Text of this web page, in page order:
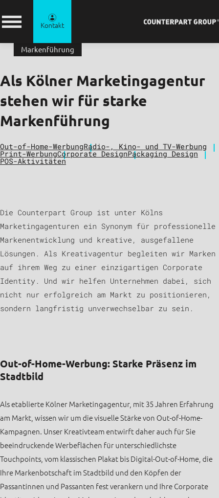
Kontakt
Markenführung
Als Kölner Marketingagentur
stehen wir für starke
Markenführung
Out-of-Home-WerbungRadio-, Kino- und TV-Werbung
Print-WerbungCorporate DesignPackaging Design
POS-Aktivitäten
Die Counterpart Group ist unter Kölns
Marketingagenturen ein Synonym für professionelle
Markenentwicklung und kreative, ausgefallene
Lösungen. Als Kreativagentur begleiten wir Marken
auf ihrem Weg zu einer einzigartigen Corporate
Identity. Und wir helfen Unternehmen dabei, sich
nicht nur erfolgreich am Markt zu positionieren,
sondern langfristig unverwechselbar zu sein.
Out-of-Home-Werbung: Starke Präsenz im
Stadtbild
Als etablierte Kölner Marketingagentur, mit 35 Jahren Erfahrung
am Markt, wissen wir um die visuelle Stärke von Out-of-Home-
Kampagnen. Unser Kreativteam entwirft daher auch für Sie
beeindruckende Werbeflächen für unterschiedlichste
Touchpoints, vom klassischen Plakat bis Digital-Out-of-Home, die
Ihre Markenbotschaft im Stadtbild und den Köpfen der
Passantinnen und Passanten fest verankern und Ihre Corporate